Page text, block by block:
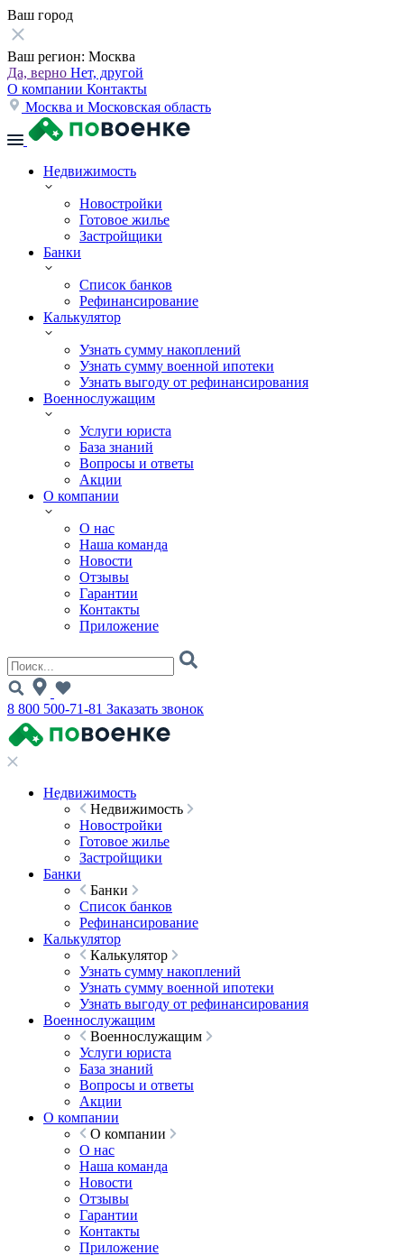
Ваш город
Ваш регион: Москва
Да, верно Нет, другой
О компании Контакты
Москва и Московская область
Недвижимость
Новостройки
Готовое жилье
Застройщики
Банки
Список банков
Рефинансирование
Калькулятор
Узнать сумму накоплений
Узнать сумму военной ипотеки
Узнать выгоду от рефинансирования
Военнослужащим
Услуги юриста
База знаний
Вопросы и ответы
Акции
О компании
О нас
Наша команда
Новости
Отзывы
Гарантии
Контакты
Приложение
8 800 500-71-81 Заказать звонок
Недвижимость
Недвижимость
Новостройки
Готовое жилье
Застройщики
Банки
Банки
Список банков
Рефинансирование
Калькулятор
Калькулятор
Узнать сумму накоплений
Узнать сумму военной ипотеки
Узнать выгоду от рефинансирования
Военнослужащим
Военнослужащим
Услуги юриста
База знаний
Вопросы и ответы
Акции
О компании
О компании
О нас
Наша команда
Новости
Отзывы
Гарантии
Контакты
Приложение